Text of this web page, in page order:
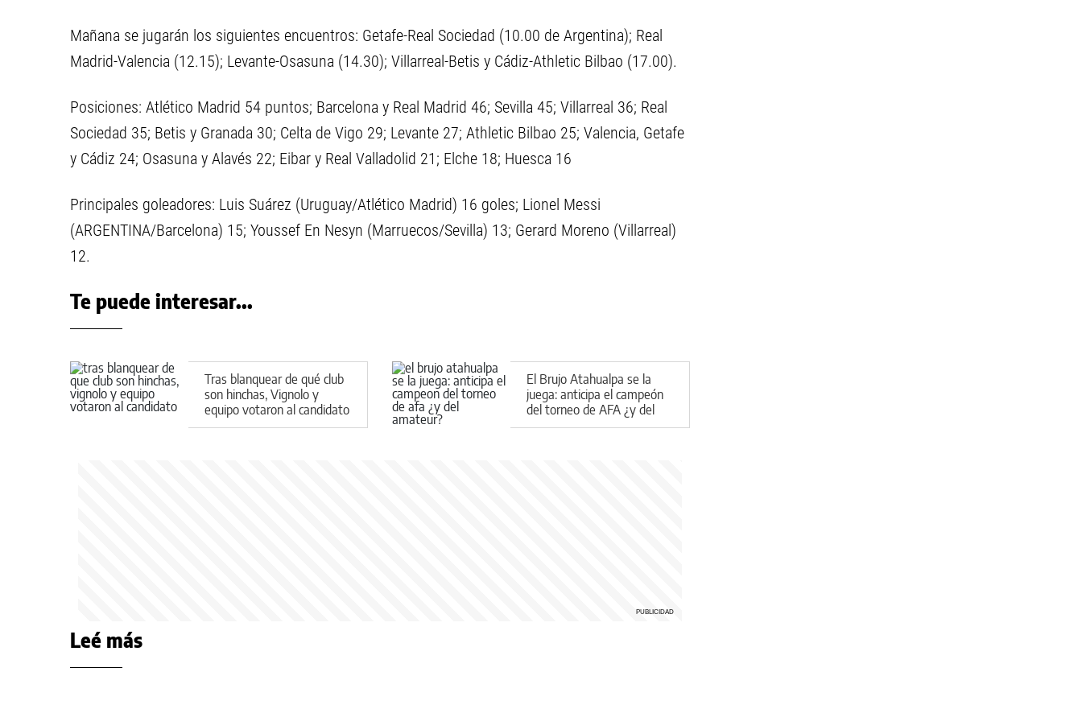
Mañana se jugarán los siguientes encuentros: Getafe-Real Sociedad (10.00 de Argentina); Real
Madrid-Valencia (12.15); Levante-Osasuna (14.30); Villarreal-Betis y Cádiz-Athletic Bilbao (17.00).
Posiciones: Atlético Madrid 54 puntos; Barcelona y Real Madrid 46; Sevilla 45; Villarreal 36; Real
Sociedad 35; Betis y Granada 30; Celta de Vigo 29; Levante 27; Athletic Bilbao 25; Valencia, Getafe
y Cádiz 24; Osasuna y Alavés 22; Eibar y Real Valladolid 21; Elche 18; Huesca 16
Principales goleadores: Luis Suárez (Uruguay/Atlético Madrid) 16 goles; Lionel Messi
(ARGENTINA/Barcelona) 15; Youssef En Nesyn (Marruecos/Sevilla) 13; Gerard Moreno (Villarreal)
12.
Te puede interesar...
Tras blanquear de qué club
son hinchas, Vignolo y
equipo votaron al candidato
El Brujo Atahualpa se la
juega: anticipa el campeón
del torneo de AFA ¿y del
Amateur?
Leé más